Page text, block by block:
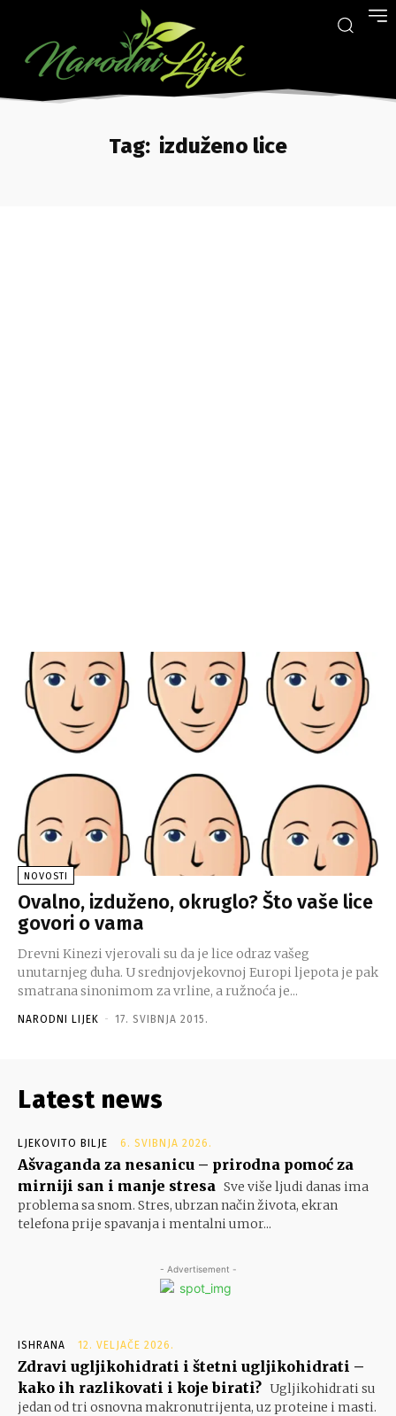
Tag: izduženo lice
NOVOSTI
Ovalno, izduženo, okruglo? Što vaše lice
govori o vama
Drevni Kinezi vjerovali su da je lice odraz vašeg
unutarnjeg duha. U srednjovjekovnoj Europi ljepota je pak
smatrana sinonimom za vrline, a ružnoća je...
NARODNI LIJEK - 17. SVIBNJA 2015.
Latest news
LJEKOVITO BILJE 6. SVIBNJA 2026.
Ašvaganda za nesanicu – prirodna pomoć za
mirniji san i manje stresa Sve više ljudi danas ima
problema sa snom. Stres, ubrzan način života, ekran
telefona prije spavanja i mentalni umor...
- Advertisement -
ISHRANA 12. VELJAČE 2026.
Zdravi ugljikohidrati i štetni ugljikohidrati –
kako ih razlikovati i koje birati? Ugljikohidrati su
jedan od tri osnovna makronutrijenta, uz proteine i masti.